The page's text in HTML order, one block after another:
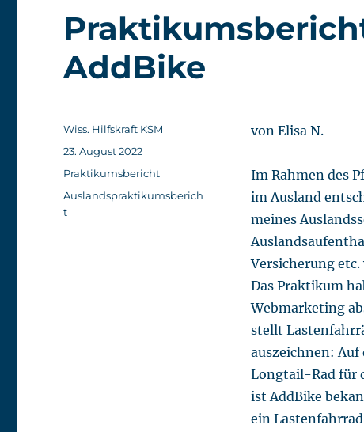
AddBike
von Elisa N.
Im Rahmen des
im Ausland
meines
Versicherung
Das Praktikum
Webmarketing
stellt
auszeichnen: Auf
Longtail-Rad für
ist AddBike
ein
Autor
Wiss. Hilfskraft KSM
Veröffentlicht
am
23. August 2022
Kategorien
Praktikumsbericht
Schlagwörter
Auslandspraktikumsberich
t